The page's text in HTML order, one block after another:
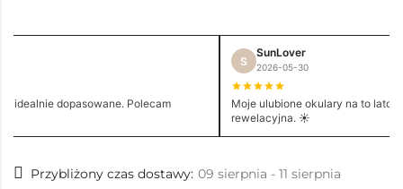
i idealnie dopasowane. Polecam
S
SunLover
2026-05-30
Moje ulubione okulary na to lato.
rewelacyjna. ☀️
Przybliżony czas dostawy: 09 sierpnia - 11 sierpnia